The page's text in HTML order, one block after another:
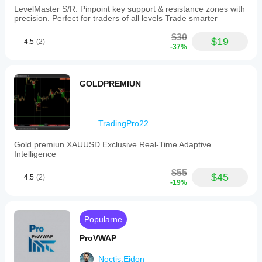
LevelMaster S/R: Pinpoint key support & resistance zones with
precision. Perfect for traders of all levels Trade smarter
4.5 (2) $30
-37% $19
GOLDPREMIUN
TradingPro22
Gold premiun XAUUSD Exclusive Real-Time Adaptive
Intelligence
4.5 (2) $55
-19% $45
Popularne
ProVWAP
Noctis.Eidon